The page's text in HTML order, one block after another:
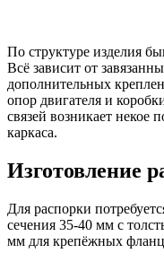
По структуре изделия
Всё зависит от
дополнительных
опор двигателя и
связей возникает некое
каркаса.
Изготовление
Для распорки
сечения 35-40 мм с
мм для крепёжных